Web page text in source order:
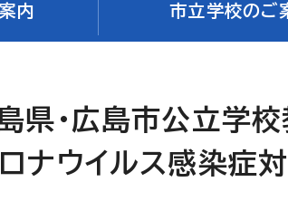
内 市立学校のご
県・広島市公立学
ナウイルス感染症